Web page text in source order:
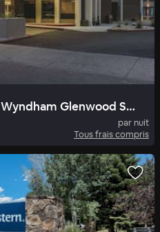
La Quinta Inn & Suites by Wyndham Glenwood Springs
par nuit
Tous frais compris